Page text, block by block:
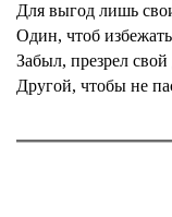
Для выгод лишь
Один, чтоб
Забыл, презрел свой
Другой, чтобы не